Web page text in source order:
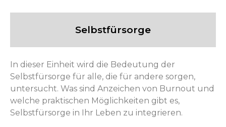
Selbstfürsorge
In dieser Einheit wird die Bedeutung der
Selbstfürsorge für alle, die für andere sorgen,
untersucht. Was sind Anzeichen von Burnout und
welche praktischen Möglichkeiten gibt es,
Selbstfürsorge in Ihr Leben zu integrieren.